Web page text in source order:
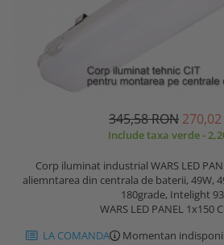
345,58 RON
Include taxa verde -
Corp iluminat industrial WARS LED
aliemntarea din centrala de baterii, 49W,
180grade, Intelight
WARS LED PANEL 1x150
LA COMANDA
Momentan